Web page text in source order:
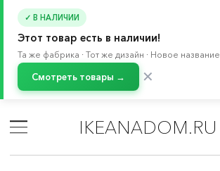
✓ В НАЛИЧИИ
Этот товар есть в наличии!
Та же фабрика · Тот же дизайн · Новое название
Смотреть товары → ✕
IKEANADOM.RU
Товары для летней вечеринки